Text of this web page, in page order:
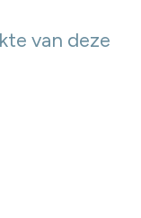
van deze